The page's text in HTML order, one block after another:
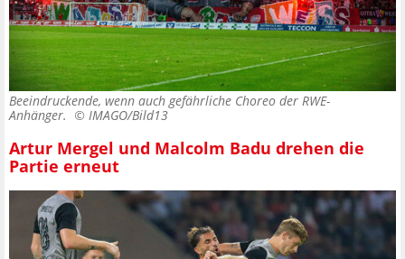
Beeindruckende, wenn auch gefährliche Choreo der RWE-
Anhänger. © IMAGO/Bild13
Artur Mergel und Malcolm Badu drehen die
Partie erneut